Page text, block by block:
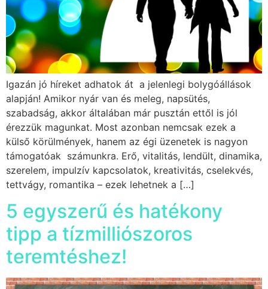
Igazán jó híreket adhatok át a jelenlegi bolygóállások
alapján! Amikor nyár van és meleg, napsütés,
szabadság, akkor általában már pusztán ettől is jól
érezzük magunkat. Most azonban nemcsak ezek a
külső körülmények, hanem az égi üzenetek is nagyon
támogatóak számunkra. Erő, vitalitás, lendült, dinamika,
szerelem, impulzív kapcsolatok, kreativitás, cselekvés,
tettvágy, romantika – ezek lehetnek a […]
5 egyszerű és hatékony
tipp a tízmilliószoros
teremtéshez!